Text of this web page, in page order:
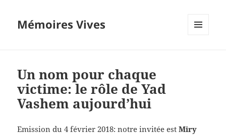
Mémoires Vives
Un nom pour chaque
victime: le rôle de Yad
Vashem aujourd’hui
Emission du 4 février 2018: notre invitée estMiry